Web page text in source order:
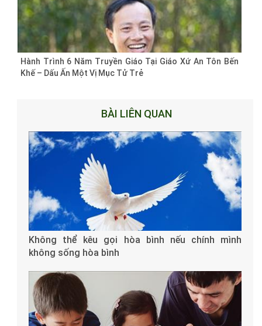
Hành Trình 6 Năm Truyền Giáo Tại Giáo Xứ An Tôn Bến
Khế – Dấu Ấn Một Vị Mục Tử Trẻ
BÀI LIÊN QUAN
Không thể kêu gọi hòa bình nếu chính mình
không sống hòa bình